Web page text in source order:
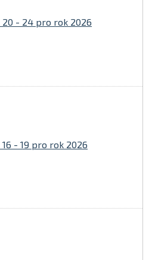
- 24 pro rok 2026
- 19 pro rok 2026